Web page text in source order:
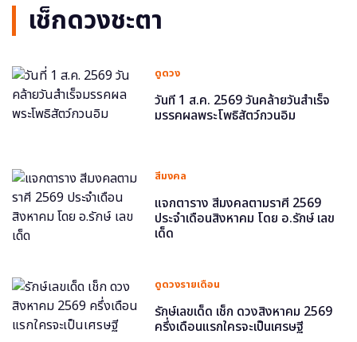
เช็กดวงชะตา
ดูดวง
วันที่ 1 ส.ค. 2569 วันคล้ายวันสำเร็จ
มรรคผลพระโพธิสัตว์กวนอิม
สีมงคล
แจกตาราง สีมงคลตามราศี 2569
ประจำเดือนสิงหาคม โดย อ.รักษ์ เลข
เด็ด
ดูดวงรายเดือน
รักษ์เลขเด็ด เช็ก ดวงสิงหาคม 2569
ครึ่งเดือนแรกใครจะเป็นเศรษฐี